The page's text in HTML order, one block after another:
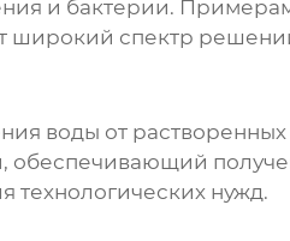
и бактерии.
широкий спектр
воды от растворенных
обеспечивающий
технологических нужд.